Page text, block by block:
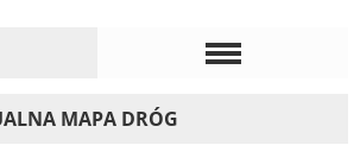
MAPA DRÓG